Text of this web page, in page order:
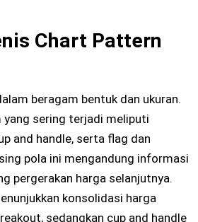
Chart Pattern
beragam bentuk dan ukuran.
yang sering terjadi meliputi
and handle, serta flag dan
pola ini mengandung informasi
pergerakan harga selanjutnya.
konsolidasi harga
sedangkan cup and handle